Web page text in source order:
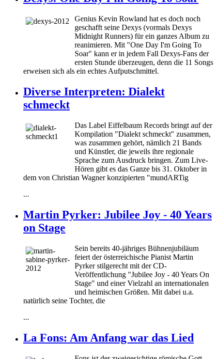
Genius Kevin Rowland hat es doch noch
geschafft seine Dexys (vormals Dexys
Midnight Runners) für ein ganzes Album zu
reanimieren. Mit "One Day I'm Going To
Soar" kann er in jedem Fall Dexys-Fans der
ersten Stunde überzeugen, denn die 11 Songs
erweisen sich als ein echtes Aufputschmittel.
Diverse Interpreten: Dialekt
schmeckt
Das Label Eiffelbaum Records bringt auf der
Kompilation "Dialekt schmeckt" zusammen,
was zusammen gehört, nämlich 21 Bands
und Künstler, die jeweils ihre regionale
Sprache zum Ausdruck bringen. Zum Live-
Hören gibt es das Ganze bis 31. Oktober in
dem von Christian Wagner konzipierten "mundARTig
...
Martin Pyrker: Jubilee Joy - 40 Years
on Stage
Sein bereits 40-jähriges Bühnenjubiläum
feiert der österreichische Pianist Martin
Pyrker stilgerecht mit der CD-
Veröffentlichung "Jubilee Joy - 40 Years On
Stage" und einer Vielzahl an internationalen
und heimischen Größen. Mit dabei u.a.
natürlich seine Tochter, die
...
La Fons: Am Anfang war das Lied